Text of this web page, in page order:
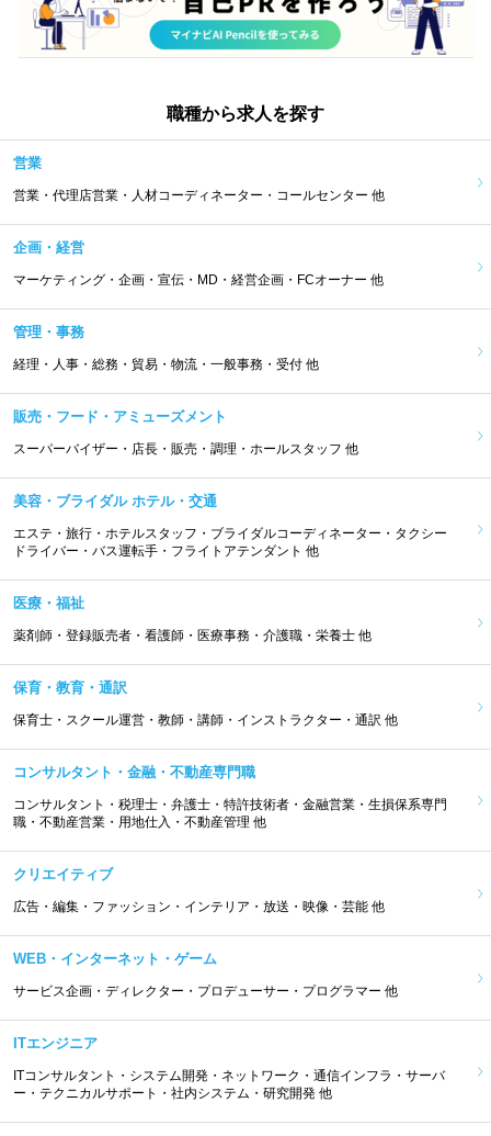
職種から求人を探す
営業
営業・代理店営業・人材コーディネーター・コールセンター 他
企画・経営
マーケティング・企画・宣伝・MD・経営企画・FCオーナー 他
管理・事務
経理・人事・総務・貿易・物流・一般事務・受付 他
販売・フード・アミューズメント
スーパーバイザー・店長・販売・調理・ホールスタッフ 他
美容・ブライダル ホテル・交通
エステ・旅行・ホテルスタッフ・ブライダルコーディネーター・タクシー
ドライバー・バス運転手・フライトアテンダント 他
医療・福祉
薬剤師・登録販売者・看護師・医療事務・介護職・栄養士 他
保育・教育・通訳
保育士・スクール運営・教師・講師・インストラクター・通訳 他
コンサルタント・金融・不動産専門職
コンサルタント・税理士・弁護士・特許技術者・金融営業・生損保系専門
職・不動産営業・用地仕入・不動産管理 他
クリエイティブ
広告・編集・ファッション・インテリア・放送・映像・芸能 他
WEB・インターネット・ゲーム
サービス企画・ディレクター・プロデューサー・プログラマー 他
ITエンジニア
ITコンサルタント・システム開発・ネットワーク・通信インフラ・サーバ
ー・テクニカルサポート・社内システム・研究開発 他